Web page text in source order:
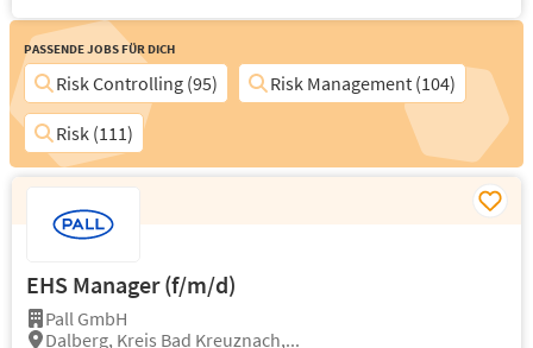
Passende Jobs für Dich
Risk Controlling (95)
Risk Management (104)
Risk (111)
EHS Manager (f/m/d)
Pall GmbH
Dalberg, Kreis Bad Kreuznach,...